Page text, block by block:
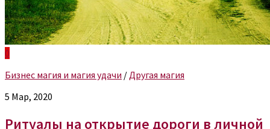
0
Бизнес магия и магия удачи / Другая магия
5 Мар, 2020
Ритуалы на открытие дороги в личной